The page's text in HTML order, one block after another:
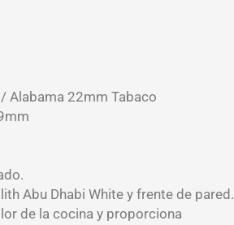
Alabama 22mm Tabaco
Abu Dhabi White y frente de pared.
de la cocina y proporciona